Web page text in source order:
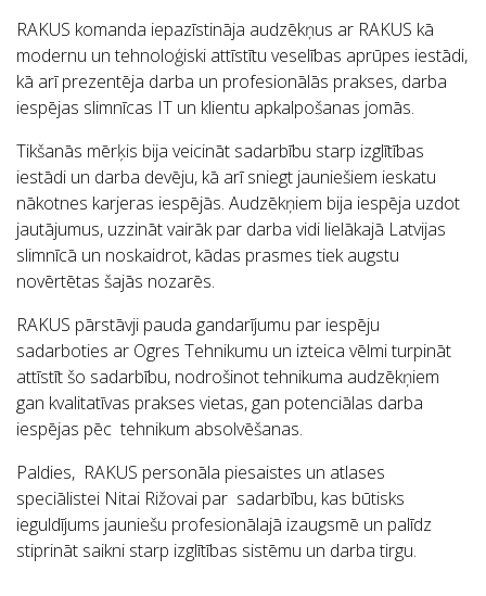
RAKUS komanda iepazīstināja audzēkņus ar RAKUS kā
modernu un tehnoloģiski attīstītu veselības aprūpes iestādi,
kā arī prezentēja darba un profesionālās prakses, darba
iespējas slimnīcas IT un klientu apkalpošanas jomās.
Tikšanās mērķis bija veicināt sadarbību starp izglītības
iestādi un darba devēju, kā arī sniegt jauniešiem ieskatu
nākotnes karjeras iespējās. Audzēkņiem bija iespēja uzdot
jautājumus, uzzināt vairāk par darba vidi lielākajā Latvijas
slimnīcā un noskaidrot, kādas prasmes tiek augstu
novērtētas šajās nozarēs.
RAKUS pārstāvji pauda gandarījumu par iespēju
sadarboties ar Ogres Tehnikumu un izteica vēlmi turpināt
attīstīt šo sadarbību, nodrošinot tehnikuma audzēkņiem
gan kvalitatīvas prakses vietas, gan potenciālas darba
iespējas pēc tehnikum absolvēšanas.
Paldies, RAKUS personāla piesaistes un atlases
speciālistei Nitai Rižovai par sadarbību, kas būtisks
ieguldījums jauniešu profesionālajā izaugsmē un palīdz
stiprināt saikni starp izglītības sistēmu un darba tirgu.